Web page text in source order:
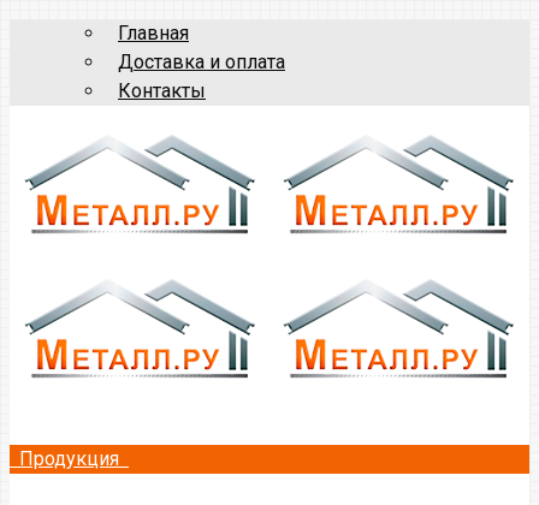
Главная
Доставка и оплата
Контакты
Продукция